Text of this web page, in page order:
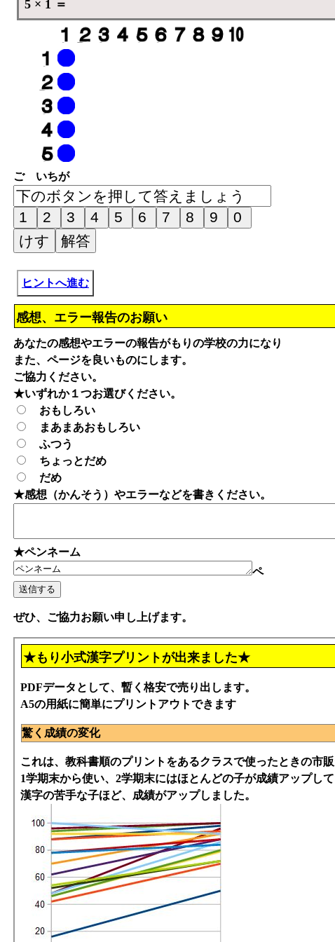
5 × 1 ＝
ご いちが
ヒントへ進む
感想、エラー報告のお願い
あなたの感想やエラーの報告がもりの学校の力になり
また、ページを良いものにします。
ご協力ください。
★いずれか１つお選びください。
おもしろい
まあまあおもしろい
ふつう
ちょっとだめ
だめ
★感想（かんそう）やエラーなどを書きください。
★ペンネーム
ペ
ぜひ、ご協力お願い申し上げます。